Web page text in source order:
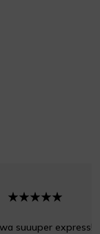
suuuper express!!!